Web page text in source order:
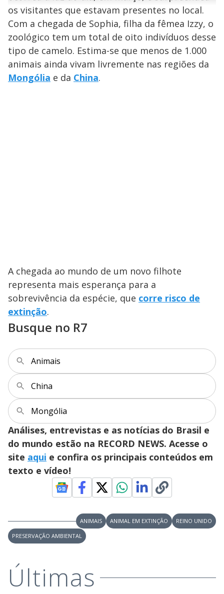
a
y
V
d
o
s
n
d
s
u
d
os visitantes que estavam presentes no local.
Com a chegada de Sophia, filha da fêmea Izzy, o
zoológico tem um total de oito indivíduos desse
tipo de camelo. Estima-se que menos de 1.000
animais ainda vivam livremente nas regiões da
Mongólia e da China.
A chegada ao mundo de um novo filhote
representa mais esperança para a
sobrevivência da espécie, que corre risco de
extinção.
Busque no R7
Animais
China
Mongólia
Análises, entrevistas e as notícias do Brasil e
do mundo estão na RECORD NEWS. Acesse o
site aqui e confira os principais conteúdos em
texto e vídeo!
ANIMAIS ANIMAL EM EXTINÇÃO
REINO UNIDO
PRESERVAÇÃO AMBIENTAL
Últimas